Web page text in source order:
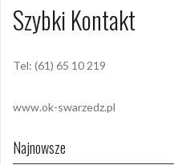
Szybki Kontakt
Tel: (61) 65 10 219
www.ok-swarzedz.pl
Najnowsze